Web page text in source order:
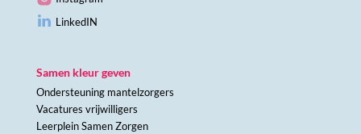
LinkedIN
Samen kleur geven
Ondersteuning mantelzorgers
Vacatures vrijwilligers
Leerplein Samen Zorgen